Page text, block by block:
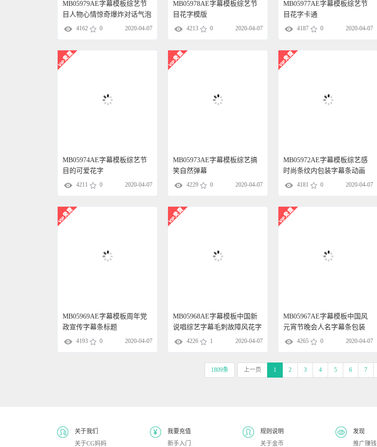
MB05979AE字幕模板综艺节
目人物心情惊奇爆炸对话气泡
4162 0 2020-04-07
MB05978AE字幕模板综艺节
目花字模版
4213 0 2020-04-07
MB05977AE字幕模板综艺节
目花字卡通
4187 0 2020-04-07
MB05974AE字幕模板综艺节
目的可爱花字
4211 0 2020-04-07
MB05973AE字幕模板综艺搞
笑自然弹幕
4229 0 2020-04-07
MB05972AE字幕模板综艺感
时尚条纹内包装字幕条动画
4181 0 2020-04-07
MB05969AE字幕模板周年党
政宣传字幕条标题
4193 0 2020-04-07
MB05968AE字幕模板中国新
说唱综艺字幕毛刺故障风花字
4226 1 2020-04-07
MB05967AE字幕模板中国风
元宵节晚会人名字幕条包装
4265 0 2020-04-07
1809条 上一页 1 2 3 4 5 6 7
关于我们
关于CG妈妈
我要充值
新手入门
规则说明
关于金币
发现
推广赚钱